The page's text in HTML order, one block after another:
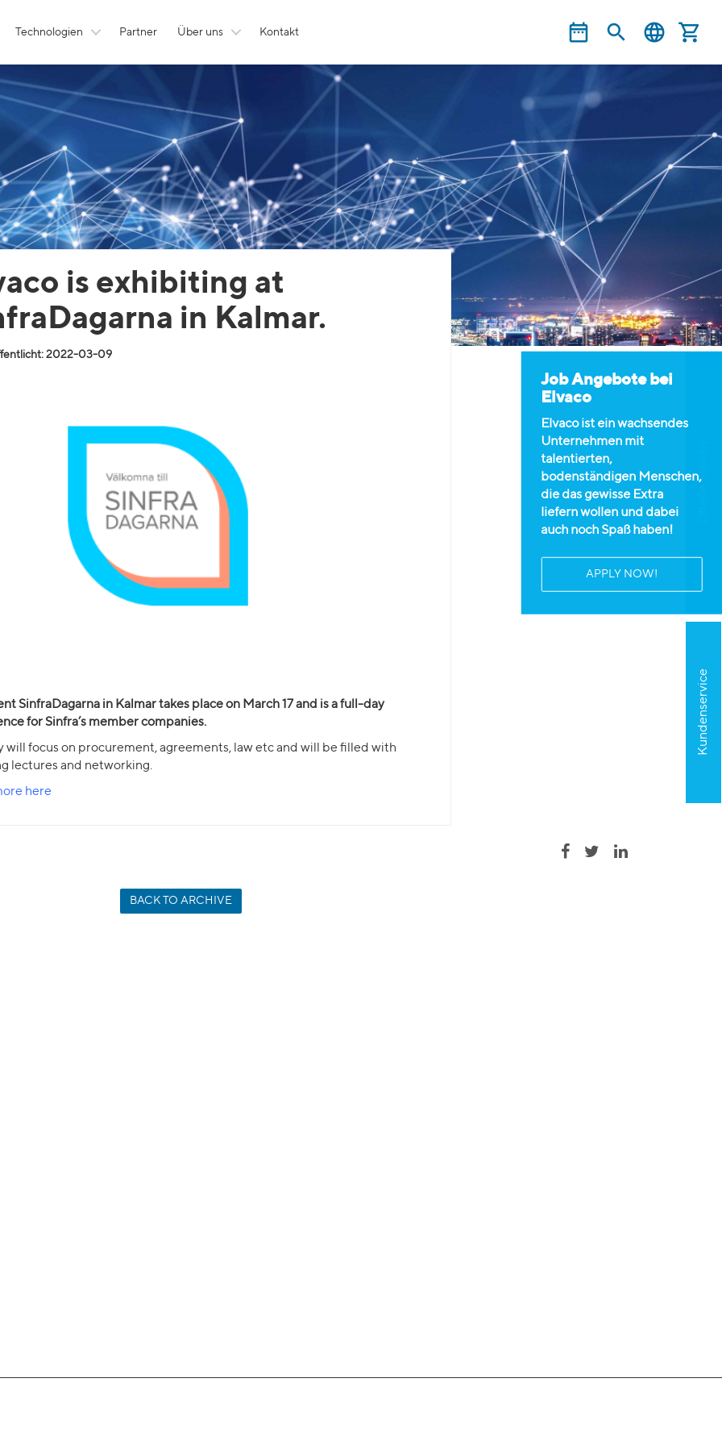
Technologien Partner Über uns Kontakt
Kundenservice
Offene Stellen
Job Angebote bei
Elvaco
Elvaco ist ein wachsendes
Unternehmen mit
talentierten,
bodenständigen Menschen,
die das gewisse Extra
liefern wollen und dabei
auch noch Spaß haben!
APPLY NOW!
is exhibiting at
in Kalmar.
2022-03-09
SinfraDagarna in Kalmar takes place on March 17 and is a full-day
for Sinfra’s member companies.
will focus on procurement, agreements, law etc and will be filled with
lectures and networking.
here
BACK TO ARCHIVE